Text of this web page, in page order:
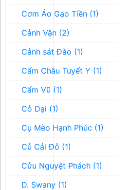
Cơm Áo Gạo Tiền (1)
Cảnh Vận (2)
Cảnh sát Đào (1)
Cẩm Châu Tuyết Y (1)
Cẩm Vũ (1)
Cỏ Dại (1)
Cụ Mèo Hạnh Phúc (1)
Củ Cải Đỏ (1)
Cửu Nguyệt Phách (1)
D. Swany (1)